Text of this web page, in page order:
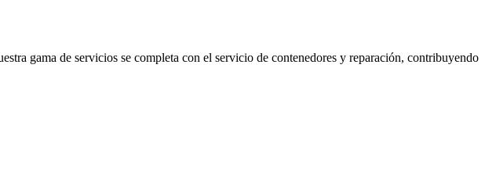
gama de servicios se completa con el servicio de contenedores y reparación, contribuyendo